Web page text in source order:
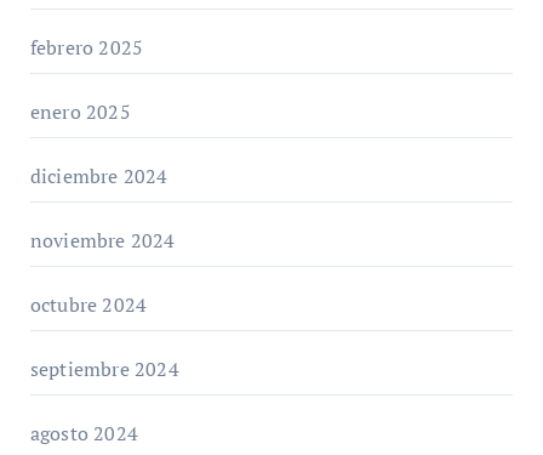
febrero 2025
enero 2025
diciembre 2024
noviembre 2024
octubre 2024
septiembre 2024
agosto 2024